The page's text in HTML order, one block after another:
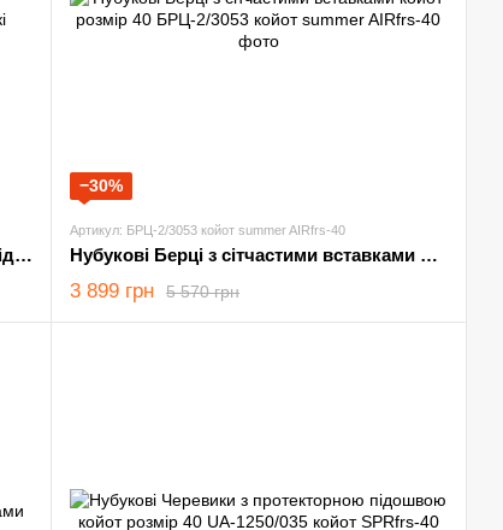
Літні Нубукові Берці з протекторною підошвою хакі розмір 40
−30%
Артикул: БРЦ-2/3053 койот summer AIRfrs-40
Нубукові Берці з сітчастими вставками койот розмір 40
5 570 грн
3 899 грн